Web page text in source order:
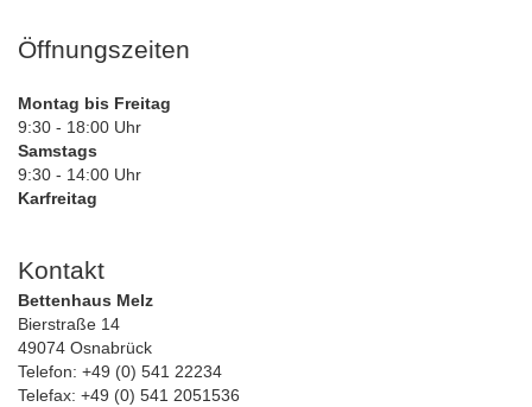
Öffnungszeiten
Montag bis Freitag
9:30 - 18:00 Uhr
Samstags
9:30 - 14:00 Uhr
Karfreitag
Kontakt
Bettenhaus Melz
Bierstraße 14
49074 Osnabrück
Telefon: +49 (0) 541 22234
Telefax: +49 (0) 541 2051536